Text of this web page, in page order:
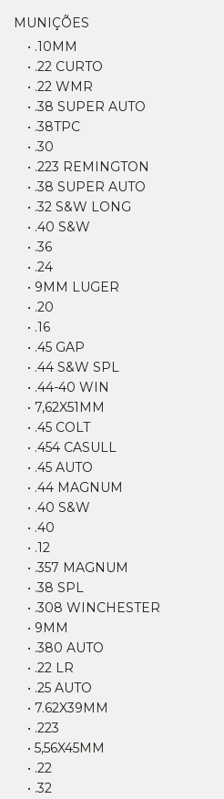
MUNIÇÕES
• .10MM
• .22 CURTO
• .22 WMR
• .38 SUPER AUTO
• .38TPC
• .30
• .223 REMINGTON
• .38 SUPER AUTO
• .32 S&W LONG
• .40 S&W
• .36
• .24
• 9MM LUGER
• .20
• .16
• .45 GAP
• .44 S&W SPL
• .44-40 WIN
• 7,62X51MM
• .45 COLT
• .454 CASULL
• .45 AUTO
• .44 MAGNUM
• .40 S&W
• .40
• .12
• .357 MAGNUM
• .38 SPL
• .308 WINCHESTER
• 9MM
• .380 AUTO
• .22 LR
• .25 AUTO
• 7.62X39MM
• .223
• 5,56X45MM
• .22
• .32